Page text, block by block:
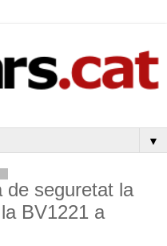
▼
de seguretat la
BV1221 a